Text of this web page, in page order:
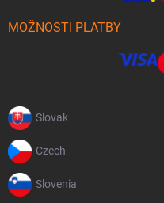
MOŽNOSTI PLATBY
Slovak
Czech
Slovenia